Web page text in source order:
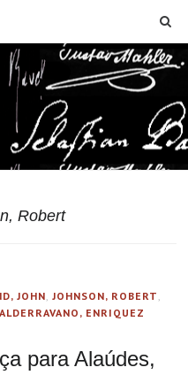
Robert
JOHN,JOHNSON, ROBERT ,
ENRIQUEZ
para Alaúdes,